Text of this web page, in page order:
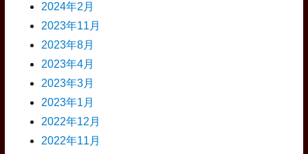
2024年2月
2023年11月
2023年8月
2023年4月
2023年3月
2023年1月
2022年12月
2022年11月